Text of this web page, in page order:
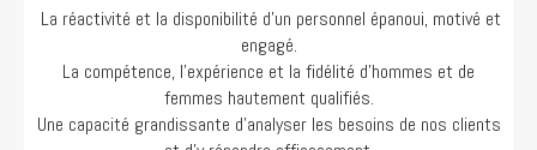
La réactivité et la disponibilité d’un personnel épanoui, motivé et
engagé.
La compétence, l’expérience et la fidélité d’hommes et de
femmes hautement qualifiés.
Une capacité grandissante d’analyser les besoins de nos clients